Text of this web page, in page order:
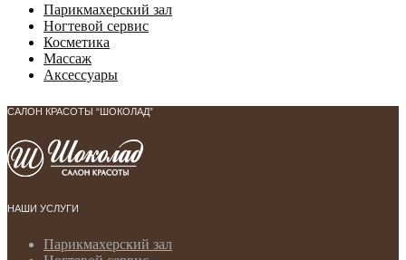
Парикмахерский зал
Ногтевой сервис
Косметика
Массаж
Аксессуары
САЛОН КРАСОТЫ “ШОКОЛАД”
НАШИ УСЛУГИ
Парикмахерский зал